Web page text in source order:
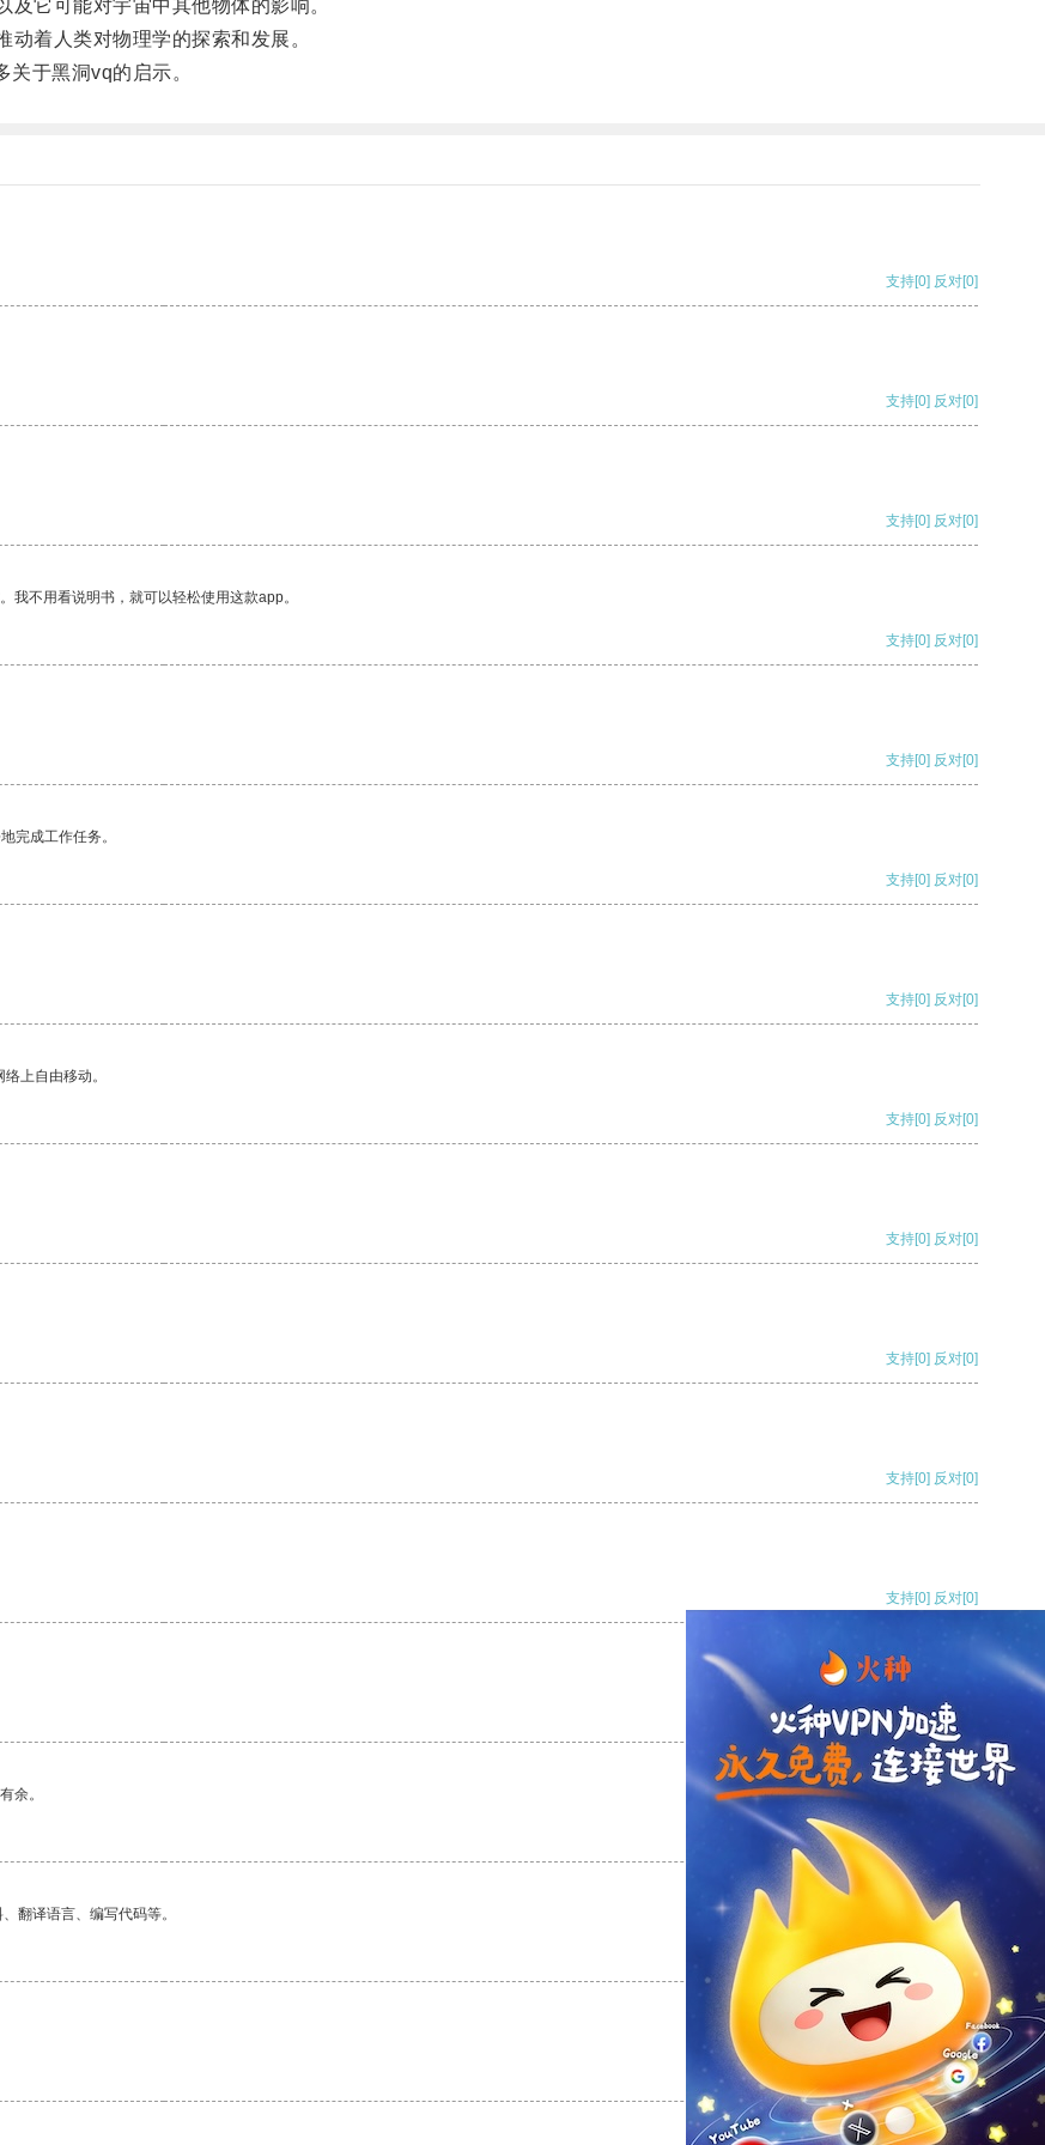
它可能对宇宙中其他物体的影响。
着人类对物理学的探索和发展。
于黑洞vq的启示。
支持[0] 反对[0]
支持[0] 反对[0]
支持[0] 反对[0]
我不用看说明书，就可以轻松使用这款app。
支持[0] 反对[0]
支持[0] 反对[0]
完成工作任务。
支持[0] 反对[0]
支持[0] 反对[0]
上自由移动。
支持[0] 反对[0]
支持[0] 反对[0]
支持[0] 反对[0]
支持[0] 反对[0]
支持[0] 反对[0]
支持[0] 反对
余。
支持
翻译语言、编写代码等。
反对 [0]
支持[0] 反对[0]